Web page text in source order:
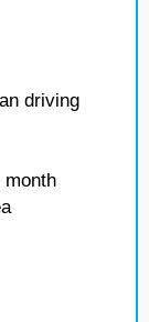
driving
month